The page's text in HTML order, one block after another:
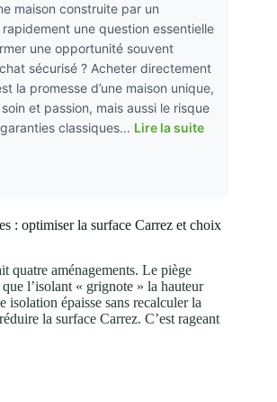
maison construite par un
une question essentielle
une opportunité souvent
sécurisé ? Acheter directement
la promesse d’une maison unique,
et passion, mais aussi le risque
classiques... Lire la suite
: optimiser la surface Carrez et choix
quatre aménagements. Le piège
l’isolant « grignote » la hauteur
isolation épaisse sans recalculer la
la surface Carrez. C’est rageant